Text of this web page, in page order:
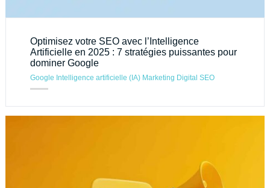
Optimisez votre SEO avec l’Intelligence
Artificielle en 2025 : 7 stratégies puissantes pour
dominer Google
Google Intelligence artificielle (IA) Marketing Digital SEO